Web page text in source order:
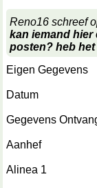
Reno16 schreef
kan iemand
posten? heb
Eigen Gegevens
Datum
Gegevens
Aanhef
Alinea 1